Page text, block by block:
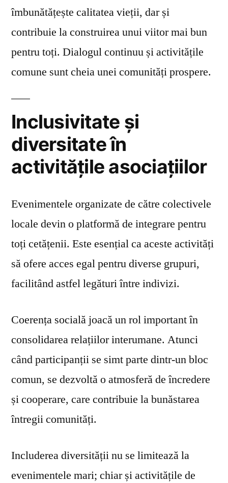
îmbunătățește calitatea vieții, dar și
contribuie la construirea unui viitor mai bun
pentru toți. Dialogul continuu și activitățile
comune sunt cheia unei comunități prospere.
Inclusivitate și
diversitate în
activitățile asociațiilor
Evenimentele organizate de către colectivele
locale devin o platformă de integrare pentru
toți cetățenii. Este esențial ca aceste activități
să ofere acces egal pentru diverse grupuri,
facilitând astfel legături între indivizi.
Coerența socială joacă un rol important în
consolidarea relațiilor interumane. Atunci
când participanții se simt parte dintr-un bloc
comun, se dezvoltă o atmosferă de încredere
și cooperare, care contribuie la bunăstarea
întregii comunități.
Includerea diversității nu se limitează la
evenimentele mari; chiar și activitățile de